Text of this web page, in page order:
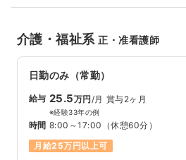
介護・福祉系正・准看護師
日勤のみ（常勤）
給与 25.5万円/月 賞与2ヶ月
※経験33年の例
時間 8:00～17:00 （休憩60分）
月給25万円以上可